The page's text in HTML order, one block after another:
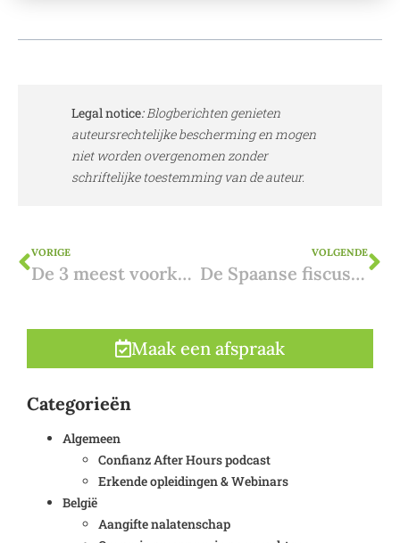
Legal notice:Blogberichten genieten
auteursrechtelijke bescherming en mogen
niet worden overgenomen zonder
schriftelijke toestemming van de auteur.
VORIGE
De 3 meest voorkomende problemen bij de aankoop van vastgoed in Spanje
VOLGENDE
De Spaanse fiscus onder vuur: te agressief naar de burger
Maak een afspraak
Categorieën
Algemeen
Confianz After Hours podcast
Erkende opleidingen & Webinars
België
Aangifte nalatenschap